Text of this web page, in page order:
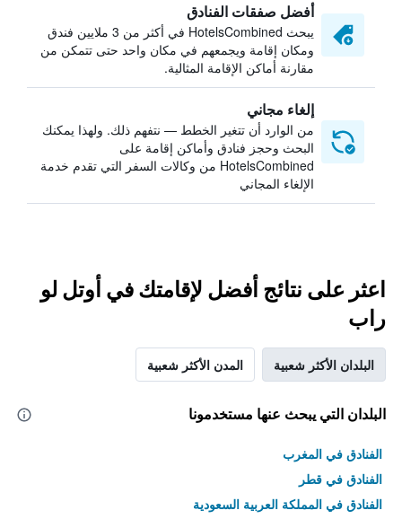
أفضل صفقات الفنادق
يبحث HotelsCombined في أكثر من 3 ملايين فندق
ومكان إقامة ويجمعهم في مكان واحد حتى تتمكن من
مقارنة أماكن الإقامة المثالية.
إلغاء مجاني
من الوارد أن تتغير الخطط — نتفهم ذلك. ولهذا يمكنك
البحث وحجز فنادق وأماكن إقامة على
HotelsCombined من وكالات السفر التي تقدم خدمة
الإلغاء المجاني
اعثر على نتائج أفضل لإقامتك في أوتل لو
راب
البلدان الأكثر شعبية المدن الأكثر شعبية
البلدان التي يبحث عنها مستخدمونا
الفنادق في المغرب
الفنادق في قطر
الفنادق في المملكة العربية السعودية